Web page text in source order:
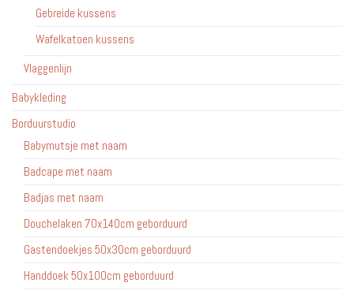
Gebreide kussens
Wafelkatoen kussens
Vlaggenlijn
Babykleding
Borduurstudio
Babymutsje met naam
Badcape met naam
Badjas met naam
Douchelaken 70x140cm geborduurd
Gastendoekjes 50x30cm geborduurd
Handdoek 50x100cm geborduurd